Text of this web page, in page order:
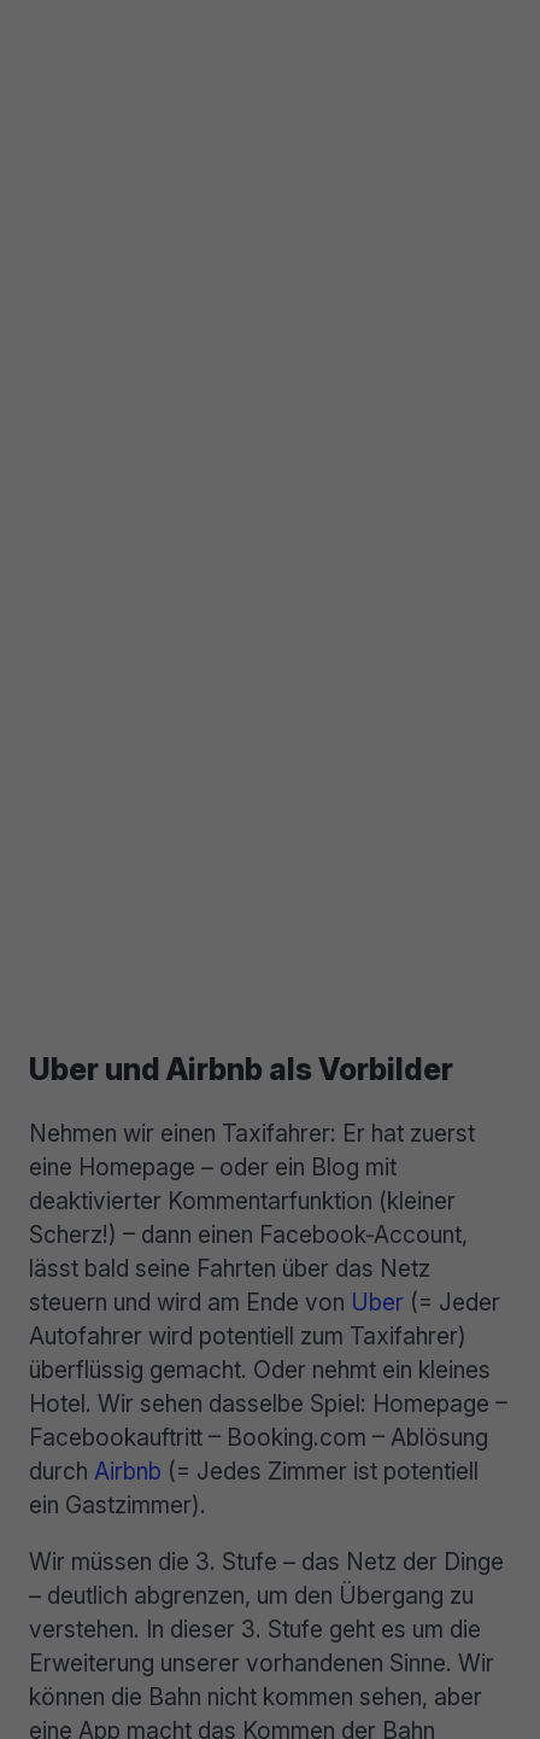
Uber und Airbnb als Vorbilder
Nehmen wir einen Taxifahrer: Er hat zuerst
eine Homepage – oder ein Blog mit
deaktivierter Kommentarfunktion (kleiner
Scherz!) – dann einen Facebook-Account,
lässt bald seine Fahrten über das Netz
steuern und wird am Ende von Uber (= Jeder
Autofahrer wird potentiell zum Taxifahrer)
überflüssig gemacht. Oder nehmt ein kleines
Hotel. Wir sehen dasselbe Spiel: Homepage –
Facebookauftritt – Booking.com – Ablösung
durch Airbnb (= Jedes Zimmer ist potentiell
ein Gastzimmer).
Wir müssen die 3. Stufe – das Netz der Dinge
– deutlich abgrenzen, um den Übergang zu
verstehen. In dieser 3. Stufe geht es um die
Erweiterung unserer vorhandenen Sinne. Wir
können die Bahn nicht kommen sehen, aber
eine App macht das Kommen der Bahn